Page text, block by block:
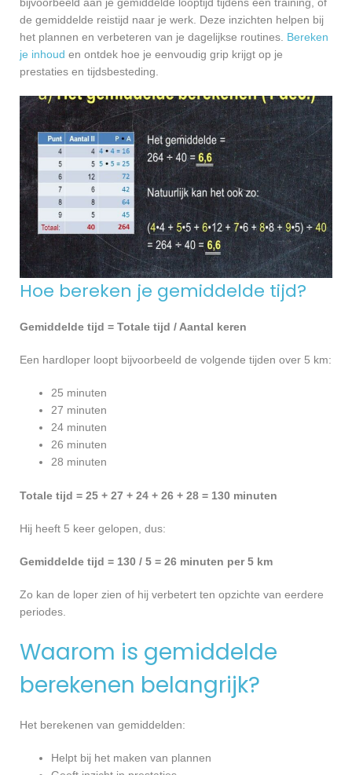
de gemiddelde reistijd naar je werk. Deze inzichten helpen bij
het plannen en verbeteren van je dagelijkse routines. Bereken
je inhoud en ontdek hoe je eenvoudig grip krijgt op je
prestaties en tijdsbesteding.
Hoe bereken je gemiddelde tijd?
Gemiddelde tijd = Totale tijd / Aantal keren
Een hardloper loopt bijvoorbeeld de volgende tijden over 5 km:
25 minuten
27 minuten
24 minuten
26 minuten
28 minuten
Totale tijd = 25 + 27 + 24 + 26 + 28 = 130 minuten
Hij heeft 5 keer gelopen, dus:
Gemiddelde tijd = 130 / 5 = 26 minuten per 5 km
Zo kan de loper zien of hij verbetert ten opzichte van eerdere
periodes.
Waarom is gemiddelde
berekenen belangrijk?
Het berekenen van gemiddelden:
Helpt bij het maken van plannen